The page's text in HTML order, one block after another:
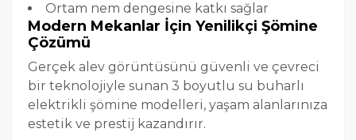
Ortam nem dengesine katkı sağlar
Modern Mekanlar İçin Yenilikçi Şömine
Çözümü
Gerçek alev görüntüsünü güvenli ve çevreci
bir teknolojiyle sunan 3 boyutlu su buharlı
elektrikli şömine modelleri, yaşam alanlarınıza
estetik ve prestij kazandırır.